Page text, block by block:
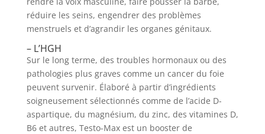
réduire les seins, engendrer des problèmes
menstruels et d’agrandir les organes génitaux.
– L’HGH
Sur le long terme, des troubles hormonaux ou des
pathologies plus graves comme un cancer du foie
peuvent survenir. Élaboré à partir d’ingrédients
soigneusement sélectionnés comme de l’acide D-
aspartique, du magnésium, du zinc, des vitamines D,
B6 et autres, Testo-Max est un booster de